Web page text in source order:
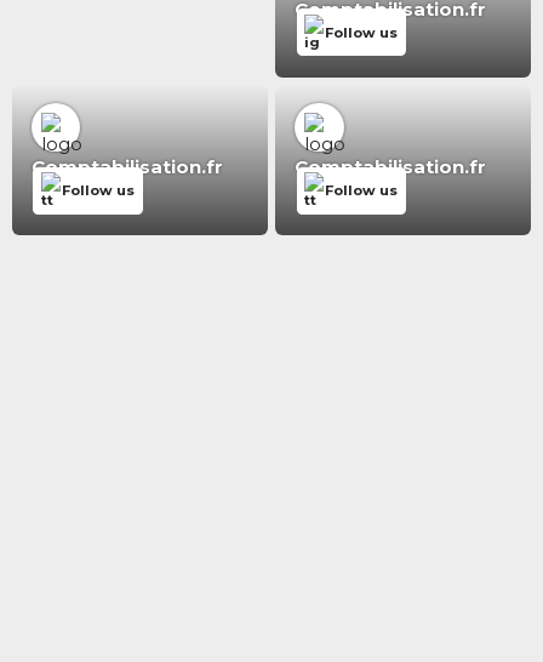
Comptabilisation.fr
Follow us
Comptabilisation.fr
Follow us
Comptabilisation.fr
Follow us